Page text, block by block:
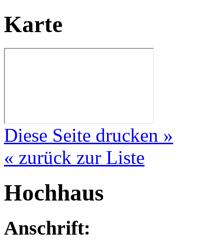
Karte
Diese Seite drucken »
« zurück zur Liste
Hochhaus
Anschrift: